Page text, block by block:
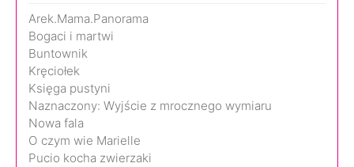
Arek.Mama.Panorama
Bogaci i martwi
Buntownik
Kręciołek
Księga pustyni
Naznaczony: Wyjście z mrocznego wymiaru
Nowa fala
O czym wie Marielle
Pucio kocha zwierzaki